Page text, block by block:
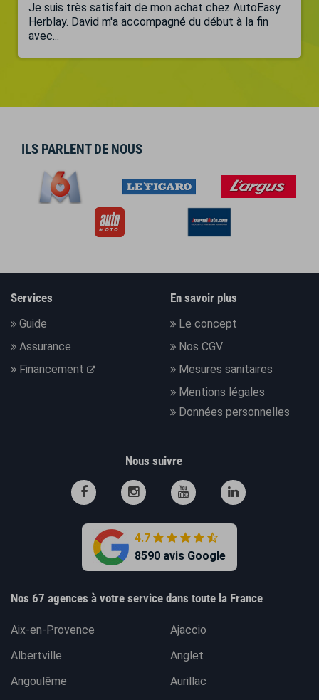
Je suis très satisfait de mon achat chez AutoEasy
Herblay. David m'a accompagné du début à la fin
avec...
ILS PARLENT DE NOUS
Services
Guide
Assurance
Financement
En savoir plus
Le concept
Nos CGV
Mesures sanitaires
Mentions légales
Données personnelles
Nous suivre
4.7
8590 avis Google
Nos 67 agences à votre service dans toute la France
Aix-en-Provence
Ajaccio
Albertville
Anglet
Angoulême
Aurillac